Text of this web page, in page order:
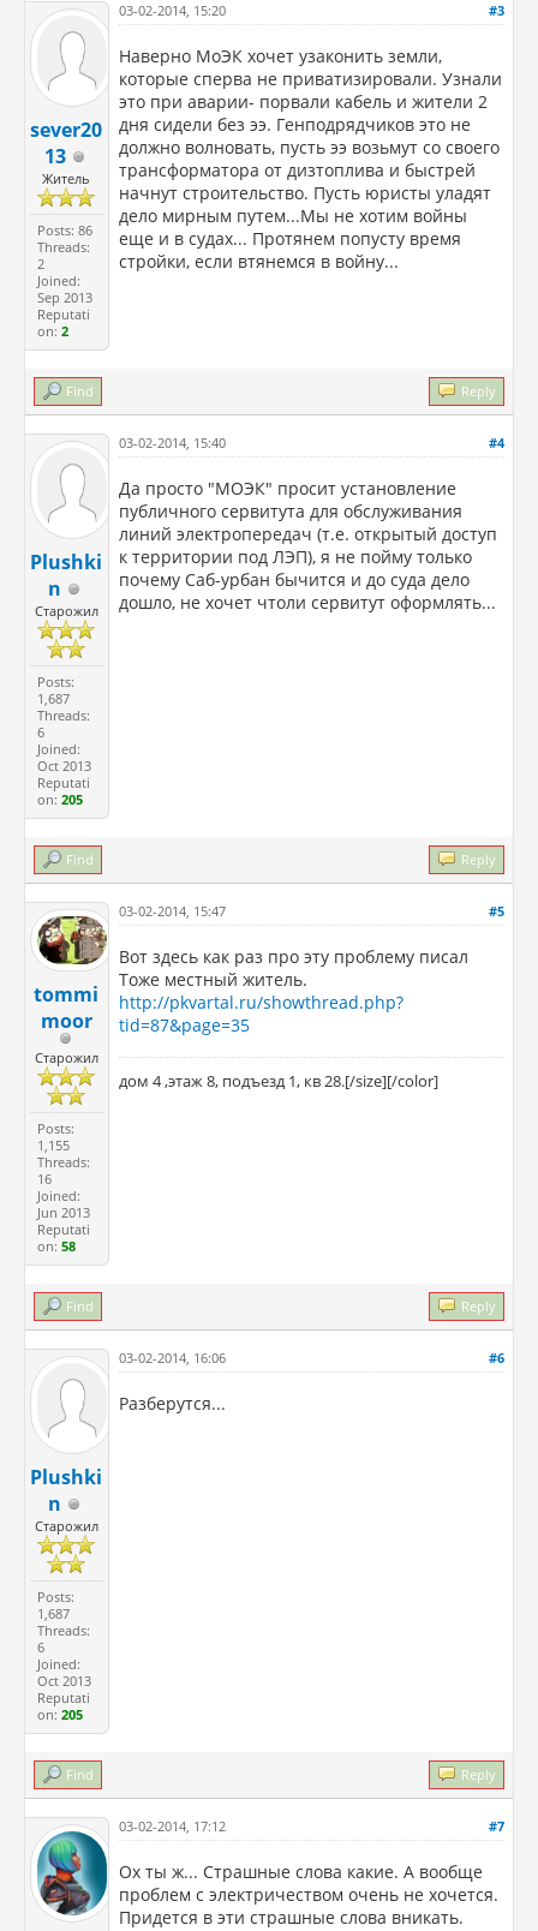
sever20
13
Житель
Posts: 86
Threads:
2
Joined:
Sep 2013
Reputati
on:2
#3
03-02-2014, 15:20
Наверно МоЭК хочет узаконить земли,
которые сперва не приватизировали. Узнали
это при аварии- порвали кабель и жители 2
дня сидели без ээ. Генподрядчиков это не
должно волновать, пусть ээ возьмут со своего
трансформатора от дизтоплива и быстрей
начнут строительство. Пусть юристы уладят
дело мирным путем...Мы не хотим войны
еще и в судах... Протянем попусту время
стройки, если втянемся в войну...
Find Reply
Plushki
n
Старожил
Posts:
1,687
Threads:
6
Joined:
Oct 2013
Reputati
on:205
#4
03-02-2014, 15:40
Да просто "МОЭК" просит установление
публичного сервитута для обслуживания
линий электропередач (т.е. открытый доступ
к территории под ЛЭП), я не пойму только
почему Саб-урбан бычится и до суда дело
дошло, не хочет чтоли сервитут оформлять...
Find Reply
tommi
moor
Старожил
Posts:
1,155
Threads:
16
Joined:
Jun 2013
Reputati
on:58
#5
03-02-2014, 15:47
Вот здесь как раз про эту проблему писал
Тоже местный житель.
http://pkvartal.ru/showthread.php?
tid=87&page=35
дом 4 ,этаж 8, подъезд 1, кв 28.[/size][/color]
Find Reply
Plushki
n
Старожил
Posts:
1,687
Threads:
6
Joined:
Oct 2013
Reputati
on:205
#6
03-02-2014, 16:06
Разберутся...
Find Reply
#7
03-02-2014, 17:12
Ох ты ж... Страшные слова какие. А вообще
проблем с электричеством очень не хочется.
Придется в эти страшные слова вникать.